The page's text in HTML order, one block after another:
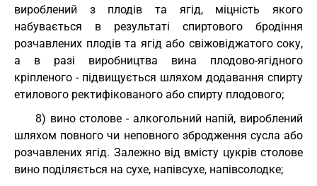
вироблений з плодів та ягід, міцність якого
набувається в результаті спиртового бродіння
розчавлених плодів та ягід або свіжовіджатого соку,
а в разі виробництва вина плодово-ягідного
кріпленого - підвищується шляхом додавання спирту
етилового ректифікованого або спирту плодового;
8) вино столове - алкогольний напій, вироблений
шляхом повного чи неповного збродження сусла або
розчавлених ягід. Залежно від вмісту цукрів столове
вино поділяється на сухе, напівсухе, напівсолодке;